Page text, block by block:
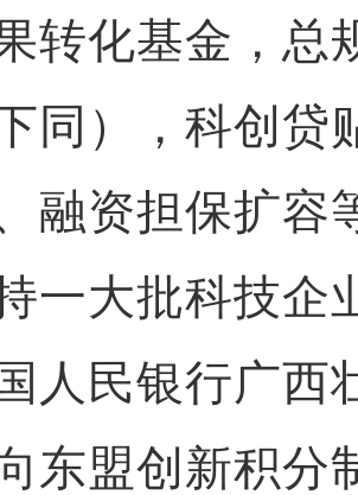
转化基金，总
同），科创贷
融资担保扩容
一大批科技企
人民银行广西
东盟创新积分